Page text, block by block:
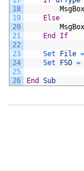
18
19
20
21
22
23
24
25
26
MsgBox
Else
MsgBox
End
If
Set File =
Set
FSO =
End Sub